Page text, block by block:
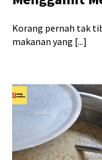
Korang pernah tak
makanan yang [...]